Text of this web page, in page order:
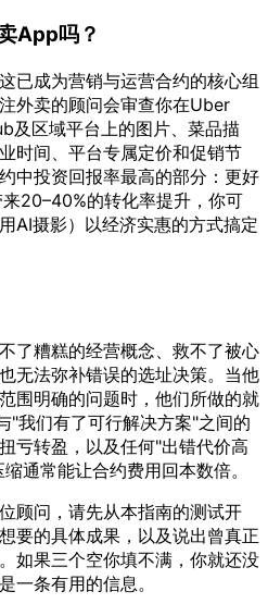
App吗？
成为营销与运营合约的核心组
外卖的顾问会审查你在Uber
及区域平台上的图片、菜品描
时间、平台专属定价和促销节
中投资回报率最高的部分：更好
20–40%的转化率提升，你可
用AI摄影）以经济实惠的方式搞定
了糟糕的经营概念、救不了被心
无法弥补错误的选址决策。当他
围明确的问题时，他们所做的就
我们有了可行解决方案"之间的
亏转盈，以及任何"出错代价高
通常能让合约费用回本数倍。
顾问，请先从本指南的测试开
要的具体成果，以及说出曾真正
如果三个空你填不满，你就还没
条有用的信息。